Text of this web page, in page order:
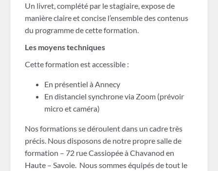
Un livret, complété par le stagiaire, expose de
manière claire et concise l’ensemble des contenus
du programme de cette formation.
Les moyens techniques
Cette formation est accessible :
En présentiel à Annecy
En distanciel synchrone via Zoom (prévoir
micro et caméra)
Nos formations se déroulent dans un cadre très
précis. Nous disposons de notre propre salle de
formation – 72 rue Cassiopée à Chavanod en
Haute – Savoie. Nous sommes équipés de tout le